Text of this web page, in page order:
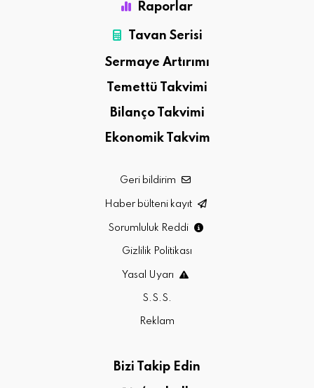
Raporlar
Tavan Serisi
Sermaye Artırımı
Temettü Takvimi
Bilanço Takvimi
Ekonomik Takvim
Geri bildirim
Haber bülteni kayıt
Sorumluluk Reddi
Gizlilik Politikası
Yasal Uyarı
S.S.S.
Reklam
Bizi Takip Edin